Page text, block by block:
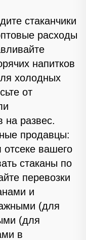
стаканчики
расходы
напитков
холодных
от
на развес.
продавцы:
вашего
стаканы по
перевозки
и
(для
(для
в